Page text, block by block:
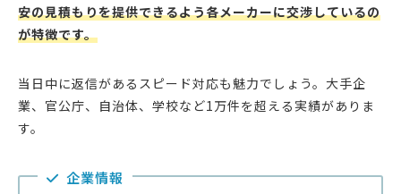
安の見積もりを提供できるよう各メーカーに交渉しているの
が特徴です。
当日中に返信があるスピード対応も魅力でしょう。大手企
業、官公庁、自治体、学校など1万件を超える実績がありま
す。
企業情報